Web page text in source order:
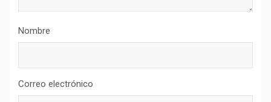
Nombre
Correo electrónico